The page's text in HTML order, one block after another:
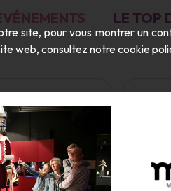
LE TOP
site, pour vous montrer un
web, consultez notre cookie